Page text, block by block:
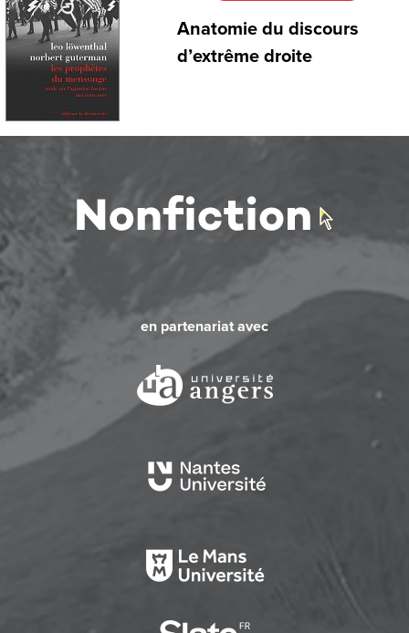
Anatomie du discours
d’extrême droite
en partenariat avec